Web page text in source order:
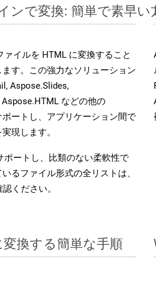
ンで変換: 簡単で素早い
イルを HTML に変換すること
す。この強力なソリューション
Aspose.Slides,
などの他の
ートし、アプリケーション間で
現します。
ートし、比類のない柔軟性で
るファイル形式の全リストは、
ください。
換する簡単な手順